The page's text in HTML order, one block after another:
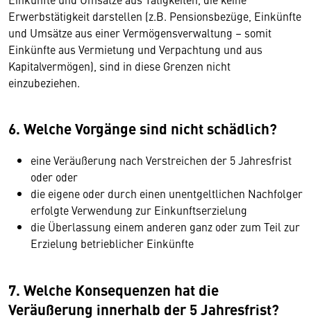
Erwerbstätigkeit darstellen (z.B. Pensionsbezüge, Einkünfte
und Umsätze aus einer Vermögensverwaltung – somit
Einkünfte aus Vermietung und Verpachtung und aus
Kapitalvermögen), sind in diese Grenzen nicht
einzubeziehen.
6. Welche Vorgänge sind nicht schädlich?
eine Veräußerung nach Verstreichen der 5 Jahresfrist
oder oder
die eigene oder durch einen unentgeltlichen Nachfolger
erfolgte Verwendung zur Einkunftserzielung
die Überlassung einem anderen ganz oder zum Teil zur
Erzielung betrieblicher Einkünfte
7. Welche Konsequenzen hat die
Veräußerung innerhalb der 5 Jahresfrist?